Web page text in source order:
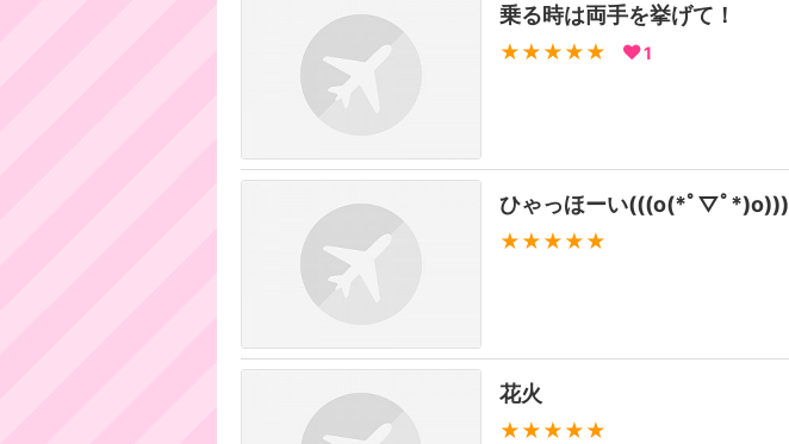
乗る時は両手を挙げて！
★★★★★ 1
ひゃっほーい(((o(*ﾟ▽ﾟ*)o)))
★★★★★
花火
★★★★★